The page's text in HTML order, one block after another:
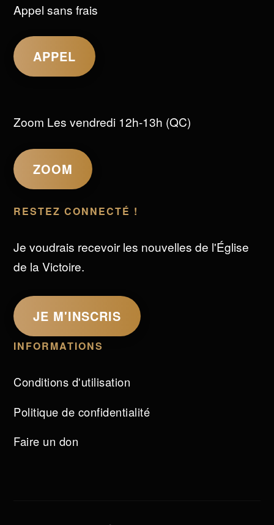
Appel sans frais
APPEL
Zoom Les vendredi 12h-13h (QC)
ZOOM
RESTEZ CONNECTÉ !
Je voudrais recevoir les nouvelles de l'Église
de la Victoire.
JE M'INSCRIS
INFORMATIONS
Conditions d'utilisation
Politique de confidentialité
Faire un don